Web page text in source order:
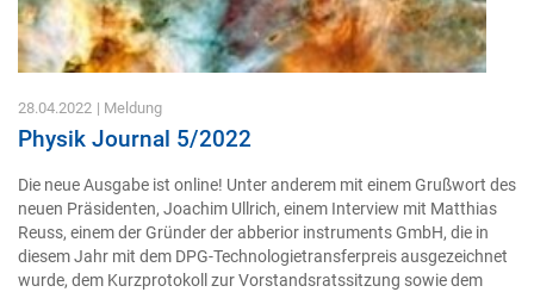
28.04.2022 | Meldung
Physik Journal 5/2022
Die neue Ausgabe ist online! Unter anderem mit einem Grußwort des
neuen Präsidenten, Joachim Ullrich, einem Interview mit Matthias
Reuss, einem der Gründer der abberior instruments GmbH, die in
diesem Jahr mit dem DPG-Technologietransferpreis ausgezeichnet
wurde, dem Kurzprotokoll zur Vorstandsratssitzung sowie dem